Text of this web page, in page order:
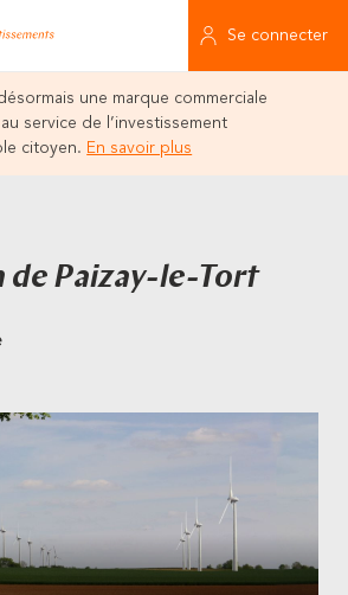
Se connecter
une marque commerciale
service de l’investissement
citoyen. En savoir plus
de Paizay-le-Tort